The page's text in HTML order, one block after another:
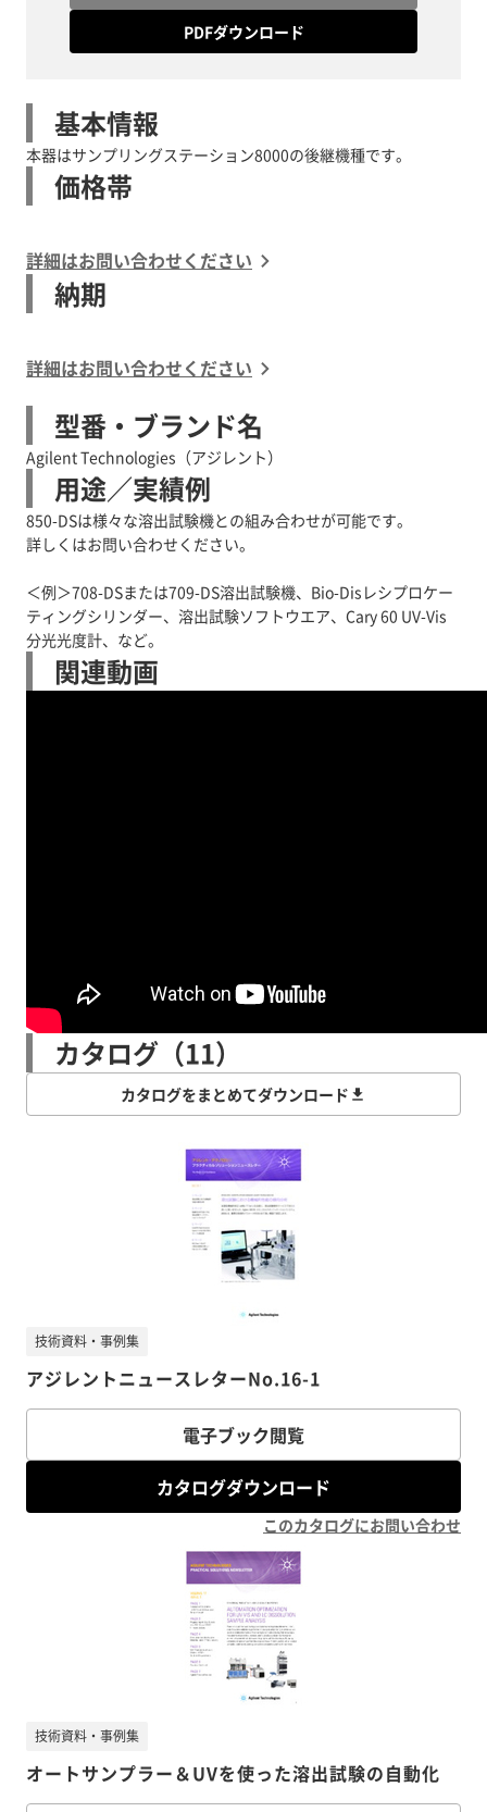
PDFダウンロード
基本情報
本器はサンプリングステーション8000の後継機種です。
価格帯
詳細はお問い合わせください
納期
詳細はお問い合わせください
型番・ブランド名
Agilent Technologies（アジレント）
用途／実績例
850-DSは様々な溶出試験機との組み合わせが可能です。
詳しくはお問い合わせください。
＜例＞708-DSまたは709-DS溶出試験機、Bio-Disレシプロケー
ティングシリンダー、溶出試験ソフトウエア、Cary 60 UV-Vis
関連動画
カタログ（11）
カタログをまとめてダウンロード
アジレントニュースレターNo.16-1
技術資料・事例集
電子ブック閲覧
カタログダウンロード
このカタログにお問い合わせ
オートサンプラー＆UVを使った溶出試験の自動化
技術資料・事例集